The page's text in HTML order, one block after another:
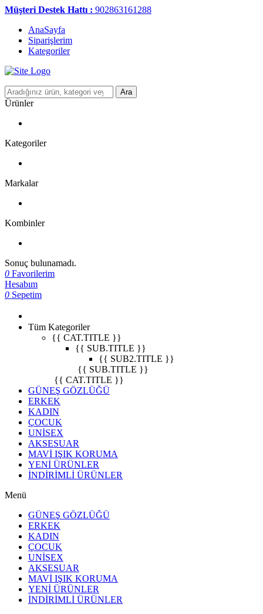
Müşteri Destek Hattı : 902863161288
AnaSayfa
Siparişlerim
Kategoriler
Ara
Ürünler
Kategoriler
Markalar
Kombinler
Sonuç bulunamadı.
0 Favorilerim
Hesabım
0 Sepetim
Tüm Kategoriler
{{ CAT.TITLE }}
{{ SUB.TITLE }}
{{ SUB2.TITLE }}
{{ SUB.TITLE }}
{{ CAT.TITLE }}
GÜNEŞ GÖZLÜĞÜ
ERKEK
KADIN
ÇOCUK
UNİSEX
AKSESUAR
MAVİ IŞIK KORUMA
YENİ ÜRÜNLER
İNDİRİMLİ ÜRÜNLER
Menü
GÜNEŞ GÖZLÜĞÜ
ERKEK
KADIN
ÇOCUK
UNİSEX
AKSESUAR
MAVİ IŞIK KORUMA
YENİ ÜRÜNLER
İNDİRİMLİ ÜRÜNLER